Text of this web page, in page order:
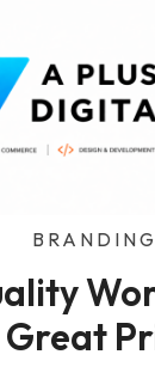
BRANDING